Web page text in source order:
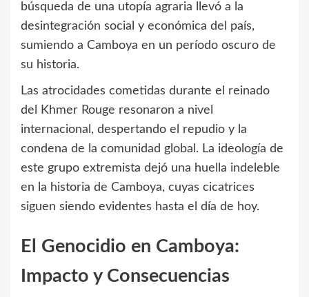
búsqueda de una utopía agraria llevó a la
desintegración social y económica del país,
sumiendo a Camboya en un período oscuro de
su historia.
Las atrocidades cometidas durante el reinado
del Khmer Rouge resonaron a nivel
internacional, despertando el repudio y la
condena de la comunidad global. La ideología de
este grupo extremista dejó una huella indeleble
en la historia de Camboya, cuyas cicatrices
siguen siendo evidentes hasta el día de hoy.
El Genocidio en Camboya:
Impacto y Consecuencias